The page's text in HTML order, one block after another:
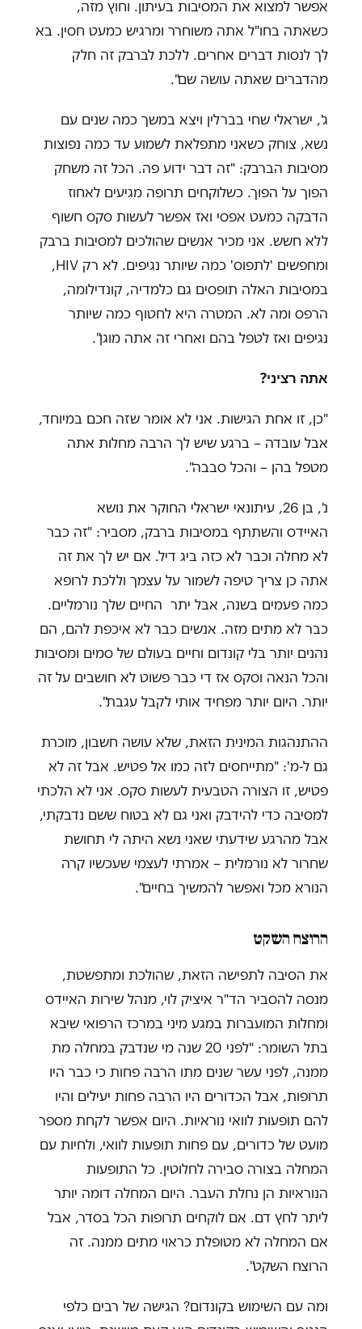
אפשר למצוא את המסיבות בעיתון. וחוץ מזה,
כשאתה בחו"ל אתה משוחרר ומרגיש כמעט חסין. בא
לך לנסות דברים אחרים. ללכת לברבק זה חלק
מהדברים שאתה עושה שם".
ג', ישראלי שחי בברלין ויצא במשך כמה שנים עם
נשא, צוחק כשאני מתפלאת לשמוע עד כמה נפוצות
מסיבות הברבק: "זה דבר ידוע פה. הכל זה משחק
הפוך על הפוך. כשלוקחים תרופה מגיעים לאחוז
הדבקה כמעט אפסי ואז אפשר לעשות סקס חשוף
ללא חשש. אני מכיר אנשים שהולכים למסיבות ברבק
ומחפשים 'לתפוס' כמה שיותר נגיפים. לא רק HIV,
במסיבות האלה תופסים גם כלמדיה, קונדילומה,
הרפס ומה לא. המטרה היא לחטוף כמה שיותר
נגיפים ואז לטפל בהם ואחרי זה אתה מוגן".
אתה רציני?
"כן, זו אחת הגישות. אני לא אומר שזה חכם במיוחד,
אבל עובדה – ברגע שיש לך הרבה מחלות אתה
מטפל בהן – והכל סבבה".
נ', בן 26, עיתונאי ישראלי החוקר את נושא
האיידס והשתתף במסיבות ברבק, מסביר: "זה כבר
לא מחלה וכבר לא כזה ביג דיל. אם יש לך את זה
אתה כן צריך טיפה לשמור על עצמך וללכת לרופא
כמה פעמים בשנה, אבל יתר החיים שלך נורמליים.
כבר לא מתים מזה. אנשים כבר לא איכפת להם, הם
נהנים יותר בלי קונדום וחיים בעולם של סמים ומסיבות
והכל הנאה וסקס אז די כבר פשוט לא חושבים על זה
יותר. היום יותר מפחיד אותי לקבל עגבת".
ההתנהגות המינית הזאת, שלא עושה חשבון, מוכרת
גם ל-מ': "מתייחסים לזה כמו אל פטיש. אבל זה לא
פטיש, זו הצורה הטבעית לעשות סקס. אני לא הלכתי
למסיבה כדי להידבק ואני גם לא בטוח ששם נדבקתי,
אבל מהרגע שידעתי שאני נשא היתה לי תחושת
שחרור לא נורמלית – אמרתי לעצמי שעכשיו קרה
הנורא מכל ואפשר להמשיך בחיים".
הרוצח השקט
את הסיבה לתפישה הזאת, שהולכת ומתפשטת,
מנסה להסביר הד"ר איציק לוי, מנהל שירות האיידס
ומחלות המועברות במגע מיני במרכז הרפואי שיבא
בתל השומר: "לפני 20 שנה מי שנדבק במחלה מת
ממנה, לפני עשר שנים מתו הרבה פחות כי כבר היו
תרופות, אבל הכדורים היו הרבה פחות יעילים והיו
להם תופעות לוואי נוראיות. היום אפשר לקחת מספר
מועט של כדורים, עם פחות תופעות לוואי, ולחיות עם
המחלה בצורה סבירה לחלוטין. כל התופעות
הנוראיות הן נחלת העבר. היום המחלה דומה יותר
ליתר לחץ דם. אם לוקחים תרופות הכל בסדר, אבל
אם המחלה לא מטופלת כראוי מתים ממנה. זה
הרוצח השקט".
ומה עם השימוש בקונדום? הגישה של רבים כלפי